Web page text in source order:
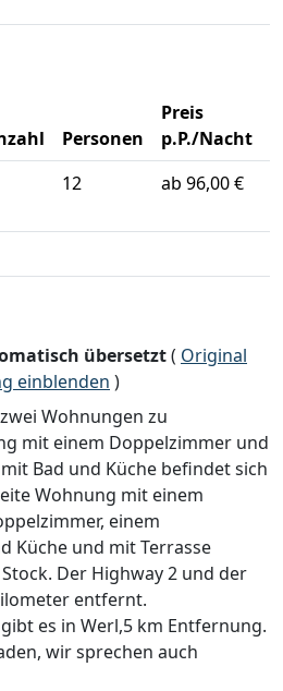
Personen
Preis
p.P./Nacht
12 ab 96,00 €
übersetzt( Original
einblenden )
Wohnungen zu
mit einem Doppelzimmer und
Bad und Küche befindet sich
Wohnung mit einem
einem
Küche und mit Terrasse
Der Highway 2 und der
entfernt.
es in Werl,5 km Entfernung.
wir sprechen auch